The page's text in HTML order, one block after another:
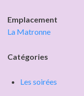
Emplacement
La Matronne
Catégories
Les soirées